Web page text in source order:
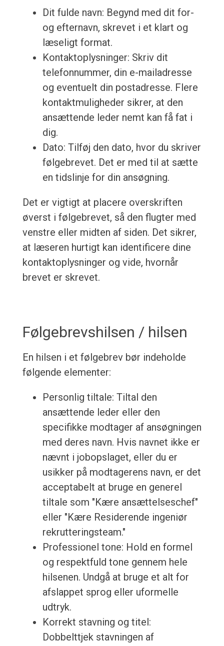
Dit fulde navn: Begynd med dit for-
og efternavn, skrevet i et klart og
læseligt format.
Kontaktoplysninger: Skriv dit
telefonnummer, din e-mailadresse
og eventuelt din postadresse. Flere
kontaktmuligheder sikrer, at den
ansættende leder nemt kan få fat i
dig.
Dato: Tilføj den dato, hvor du skriver
følgebrevet. Det er med til at sætte
en tidslinje for din ansøgning.
Det er vigtigt at placere overskriften
øverst i følgebrevet, så den flugter med
venstre eller midten af siden. Det sikrer,
at læseren hurtigt kan identificere dine
kontaktoplysninger og vide, hvornår
brevet er skrevet.
Følgebrevshilsen / hilsen
En hilsen i et følgebrev bør indeholde
følgende elementer:
Personlig tiltale: Tiltal den
ansættende leder eller den
specifikke modtager af ansøgningen
med deres navn. Hvis navnet ikke er
nævnt i jobopslaget, eller du er
usikker på modtagerens navn, er det
acceptabelt at bruge en generel
tiltale som "Kære ansættelseschef"
eller "Kære Residerende ingeniør
rekrutteringsteam."
Professionel tone: Hold en formel
og respektfuld tone gennem hele
hilsenen. Undgå at bruge et alt for
afslappet sprog eller uformelle
udtryk.
Korrekt stavning og titel:
Dobbelttjek stavningen af